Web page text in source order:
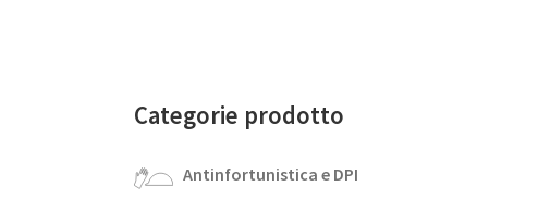
Categorie prodotto
Antinfortunistica e DPI